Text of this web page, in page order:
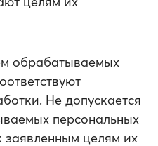
обрабатываемых
Не допускается
персональных
целям их